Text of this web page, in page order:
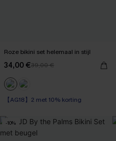
Roze bikini set helemaal in stijl
34,00 €39,00 €
【AG18】2 met 10% korting
-10%